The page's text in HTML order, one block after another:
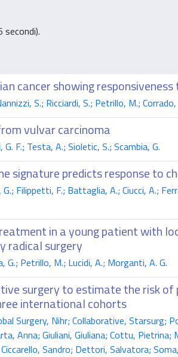
cancer showing
S.; Ricciardi, S.; Petrillo, M.; Corrado,
vulvar carcinoma
F.; Testa, A.; Sioletic, S.; Scambia, G.
signature predicts response to
Filippetti, F.; Battaglia, A.; Ciucci, A.;
in a young patient with
radical surgery
G.; Petrillo, M.; Lucidi, A.; Morganti, A. G.
surgery to estimate the risk
international cohorts
Surgery, Nihr; Collaborative, Starsurg;
Anna; Giuliani, Giuliana; Cottu,
Sandro; Dettori, Salvatora;